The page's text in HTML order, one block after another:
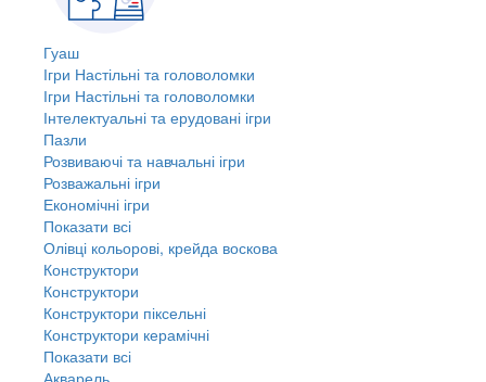
Гуаш
Ігри Настільні та головоломки
Ігри Настільні та головоломки
Інтелектуальні та ерудовані ігри
Пазли
Розвиваючі та навчальні ігри
Розважальні ігри
Економічні ігри
Показати всі
Олівці кольорові, крейда воскова
Конструктори
Конструктори
Конструктори піксельні
Конструктори керамічні
Показати всі